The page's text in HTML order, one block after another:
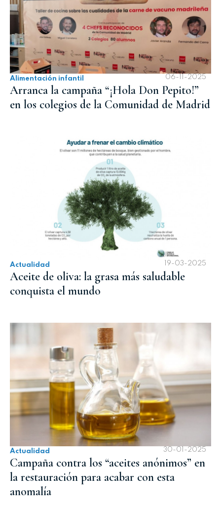
Alimentación infantil 06-11-2025
Arranca la campaña “¡Hola Don Pepito!”
en los colegios de la Comunidad de Madrid
Actualidad 19-03-2025
Aceite de oliva: la grasa más saludable
conquista el mundo
Actualidad 30-01-2025
Campaña contra los “aceites anónimos” en
la restauración para acabar con esta
anomalía